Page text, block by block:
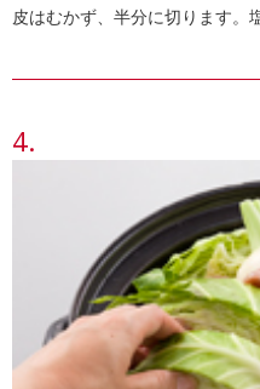
皮はむかず、半分に切ります。